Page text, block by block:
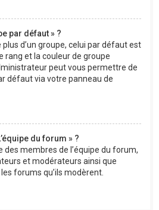
par défaut » ?
d’un groupe, celui par défaut est
rang et la couleur de groupe
peut vous permettre de
défaut via votre panneau de
du forum » ?
des membres de l’équipe du forum,
et modérateurs ainsi que
forums qu’ils modèrent.